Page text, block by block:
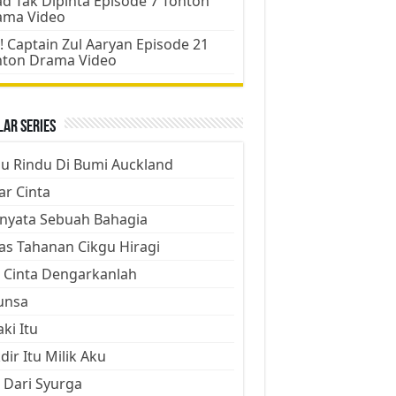
Video
Captain Zul Aaryan Episode 21
Drama Video
Series
Rindu Di Bumi Auckland
Cinta
Sebuah Bahagia
Tahanan Cikgu Hiragi
Cinta Dengarkanlah
Itu
Itu Milik Aku
Syurga